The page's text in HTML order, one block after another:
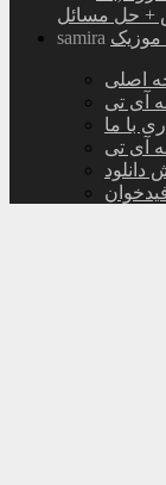
+ حل مسائل
samira
اصلی
آی تی
با ما
آی تی
دانلود